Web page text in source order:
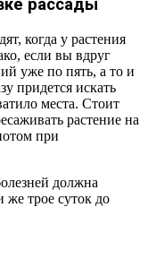
рассады
когда у растения
если вы вдруг
уже по пять, а то и
придется искать
места. Стоит
растение на
при
должна
же трое суток до